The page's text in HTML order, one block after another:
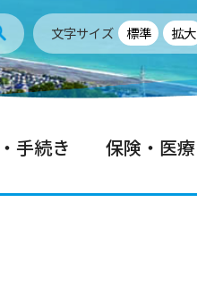
文字サイズ 標準 拡大
手続き 保険・医療